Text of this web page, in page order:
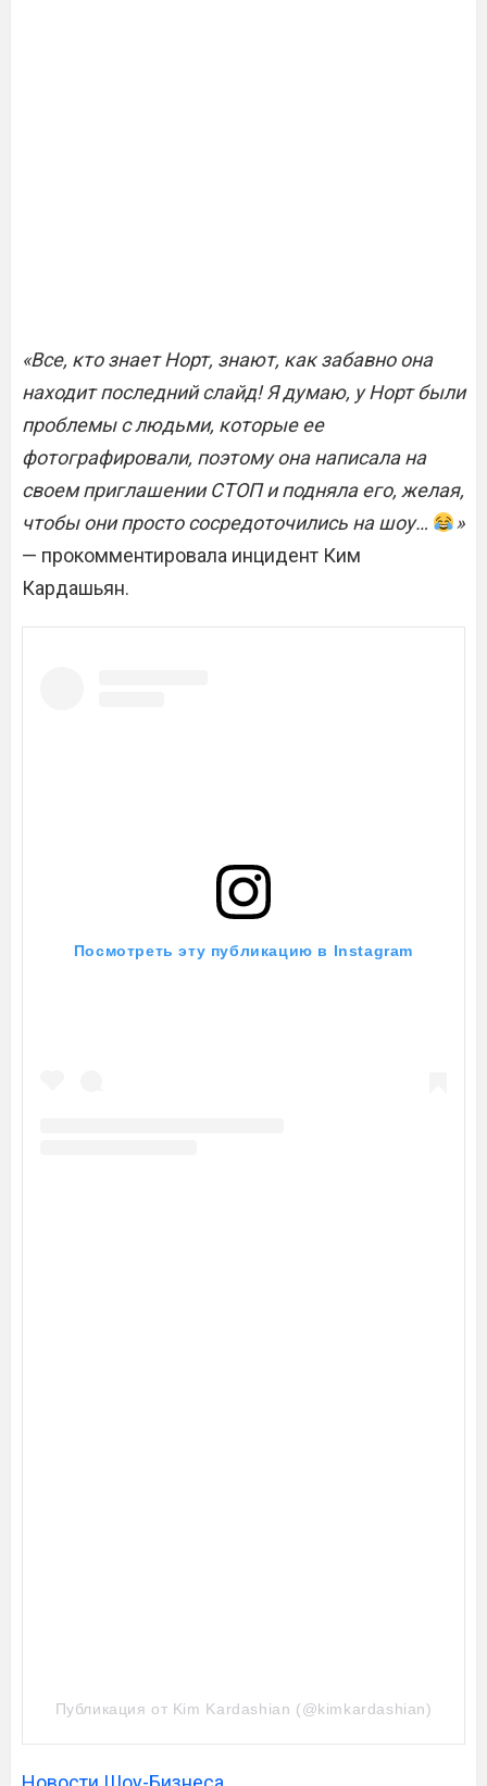
«Все, кто знает Норт, знают, как забавно она
находит последний слайд!Я думаю, у Норт были
проблемы с людьми, которые ее
фотографировали, поэтому она написала на
своем приглашении СТОП и подняла его, желая,
чтобы они просто сосредоточились на шоу…
»
— прокомментировала инцидент Ким
Кардашьян.
Посмотреть эту публикацию в Instagram
Публикация от Kim Kardashian (@kimkardashian)